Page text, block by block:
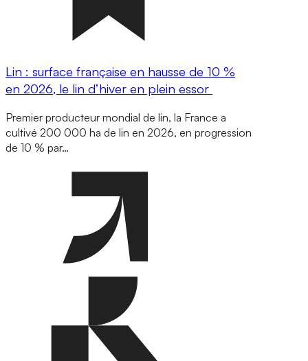
Lin : surface française en hausse de 10 %
en 2026, le lin d’hiver en plein essor
Premier producteur mondial de lin, la France a
cultivé 200 000 ha de lin en 2026, en progression
de 10 % par…